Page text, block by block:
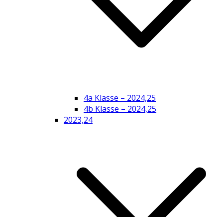
4a Klasse – 2024,25
4b Klasse – 2024,25
2023,24